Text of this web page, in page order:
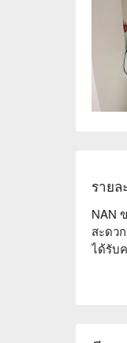
รายล
NAN
สะดว
ได้รับ
บรร
มุ่งสู่